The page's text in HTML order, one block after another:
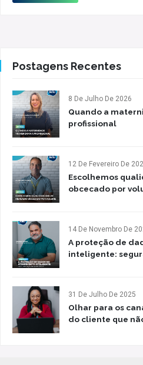
Postagens Recentes
8 De Julho De 2026
Quando a
profissional
12 De Fevereiro De
Escolhemos
obcecado por
14 De Novembro De
A proteção de
inteligente:
31 De Julho De 2025
Olhar para os
do cliente que